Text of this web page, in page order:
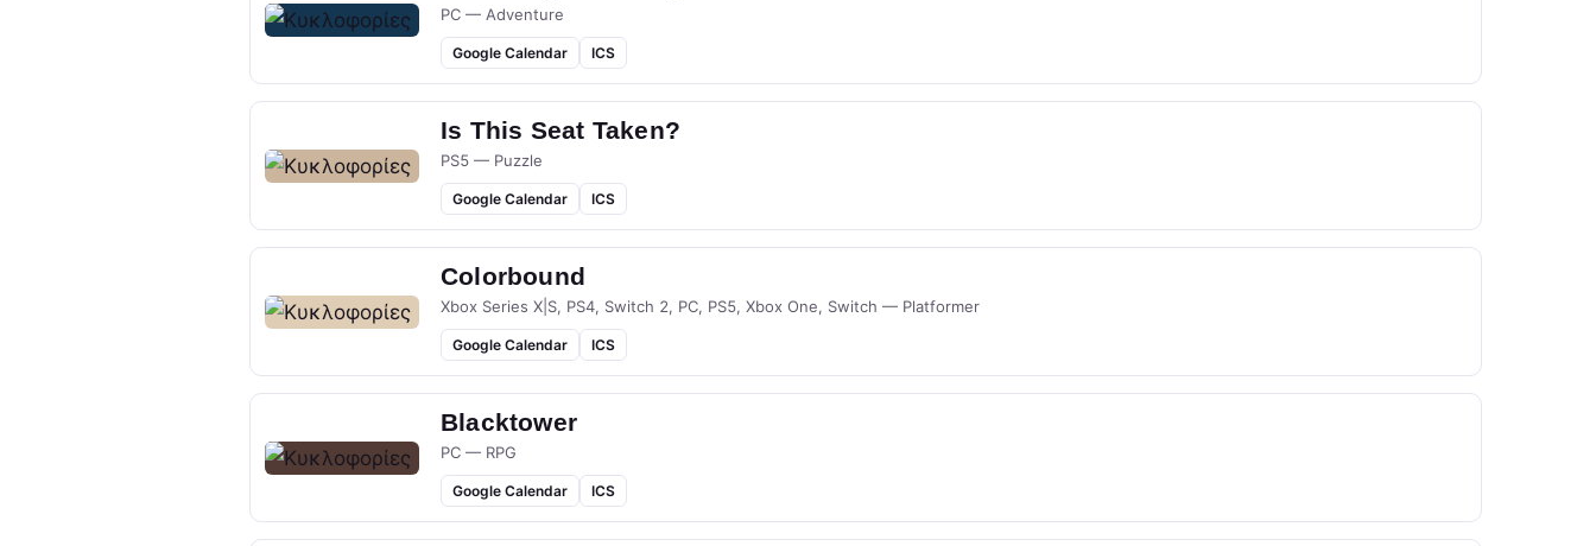
PC — Adventure
Google Calendar ICS
Is This Seat Taken?
PS5 — Puzzle
Google Calendar ICS
Colorbound
Xbox Series X|S, PS4, Switch 2, PC, PS5, Xbox One, Switch — Platformer
Google Calendar ICS
Blacktower
PC — RPG
Google Calendar ICS